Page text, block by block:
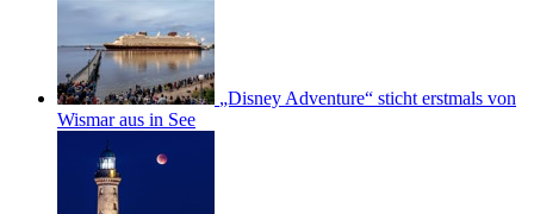
„Disney Adventure“ sticht erstmals von
Wismar aus in See